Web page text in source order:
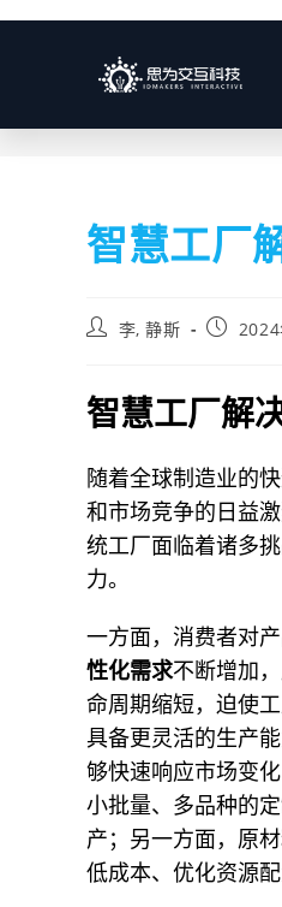
博客
智慧工厂
李, 静斯
智慧工厂解
随着全球制造业的
和市场竞争的日益
统工厂面临着诸多
力。
一方面，消费者对
性化需求不断增加
命周期缩短，迫使
具备更灵活的生产
够快速响应市场变
小批量、多品种的
产；另一方面，原
低成本、优化资源配